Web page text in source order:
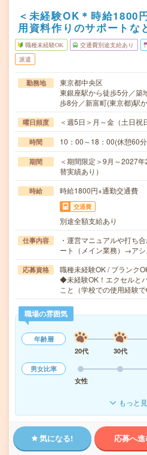
＜未経験OK＊時給1800
用資料作りのサポートな
職種未経験OK 交通費別途支給あり
派遣
勤務地
東京都中央区
東銀座駅から徒歩5分／築
歩8分／新富町(東京都)駅
曜日頻度 ＜週5日＞月～金（土日祝
時間 10：00～18：00(休憩60
期間
＜期間限定＞9月～2027
替実績あり）
時給 時給1800円+通勤交通費
交通費
別途全額支給あり
仕事内容
・運営マニュアルや打ち
ート（メイン業務）→ア
応募資格
職種未経験OK / ブランク
◆未経験OK！エクセルと
こと（学校での使用経験
職場の雰囲気
年齢層
20代
30代
男女比率
女性
もっと
気になる! 応募へ